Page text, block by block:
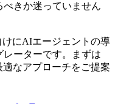
きか迷っていません
けにAIエージェントの導
ーターです。まずは
なアプローチをご提案